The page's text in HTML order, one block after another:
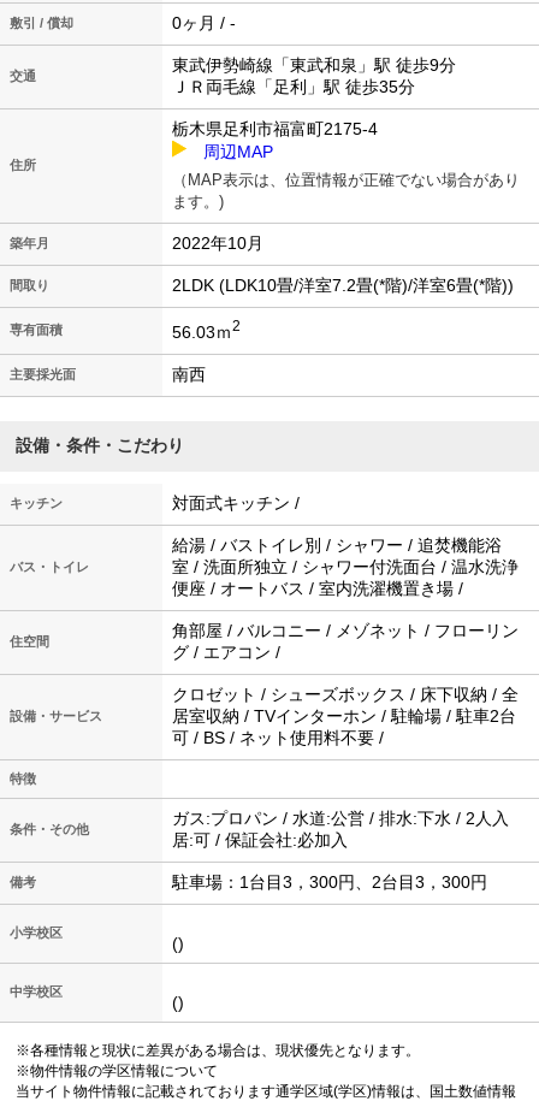
敷引 / 償却 0ヶ月 / -
交通
東武伊勢崎線「東武和泉」駅 徒歩9分
ＪＲ両毛線「足利」駅 徒歩35分
住所
栃木県足利市福富町2175-4
周辺MAP
（MAP表示は、位置情報が正確でない場合があり
ます。)
築年月 2022年10月
間取り 2LDK (LDK10畳/洋室7.2畳(*階)/洋室6畳(*階))
専有面積 56.03ｍ2
主要採光面 南西
設備・条件・こだわり
キッチン 対面式キッチン /
バス・トイレ
給湯 / バストイレ別 / シャワー / 追焚機能浴
室 / 洗面所独立 / シャワー付洗面台 / 温水洗浄
便座 / オートバス / 室内洗濯機置き場 /
住空間
角部屋 / バルコニー / メゾネット / フローリン
グ / エアコン /
設備・サービス
クロゼット / シューズボックス / 床下収納 / 全
居室収納 / TVインターホン / 駐輪場 / 駐車2台
可 / BS / ネット使用料不要 /
特徴
条件・その他
ガス:プロパン / 水道:公営 / 排水:下水 / 2人入
居:可 / 保証会社:必加入
備考 駐車場：1台目3，300円、2台目3，300円
小学校区
()
中学校区
()
※各種情報と現状に差異がある場合は、現状優先となります。
※物件情報の学区情報について
当サイト物件情報に記載されております通学区域(学区)情報は、国土数値情報